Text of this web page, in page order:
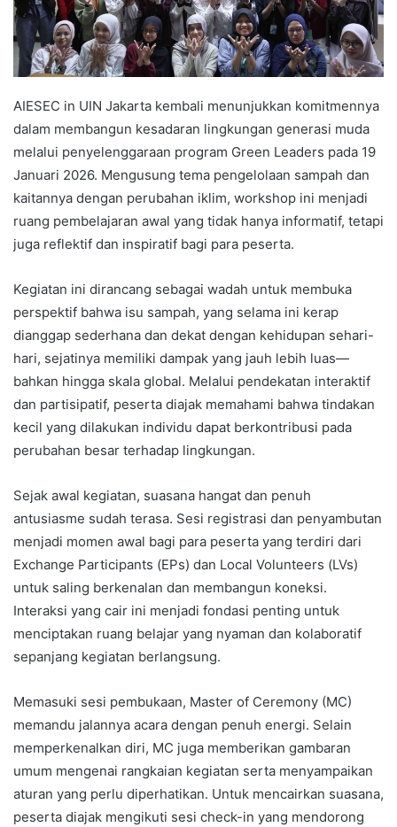
AIESEC in UIN Jakarta kembali menunjukkan komitmennya
dalam membangun kesadaran lingkungan generasi muda
melalui penyelenggaraan program Green Leaders pada 19
Januari 2026. Mengusung tema pengelolaan sampah dan
kaitannya dengan perubahan iklim, workshop ini menjadi
ruang pembelajaran awal yang tidak hanya informatif, tetapi
juga reflektif dan inspiratif bagi para peserta.
Kegiatan ini dirancang sebagai wadah untuk membuka
perspektif bahwa isu sampah, yang selama ini kerap
dianggap sederhana dan dekat dengan kehidupan sehari-
hari, sejatinya memiliki dampak yang jauh lebih luas—
bahkan hingga skala global. Melalui pendekatan interaktif
dan partisipatif, peserta diajak memahami bahwa tindakan
kecil yang dilakukan individu dapat berkontribusi pada
perubahan besar terhadap lingkungan.
Sejak awal kegiatan, suasana hangat dan penuh
antusiasme sudah terasa. Sesi registrasi dan penyambutan
menjadi momen awal bagi para peserta yang terdiri dari
Exchange Participants (EPs) dan Local Volunteers (LVs)
untuk saling berkenalan dan membangun koneksi.
Interaksi yang cair ini menjadi fondasi penting untuk
menciptakan ruang belajar yang nyaman dan kolaboratif
sepanjang kegiatan berlangsung.
Memasuki sesi pembukaan, Master of Ceremony (MC)
memandu jalannya acara dengan penuh energi. Selain
memperkenalkan diri, MC juga memberikan gambaran
umum mengenai rangkaian kegiatan serta menyampaikan
aturan yang perlu diperhatikan. Untuk mencairkan suasana,
peserta diajak mengikuti sesi check-in yang mendorong